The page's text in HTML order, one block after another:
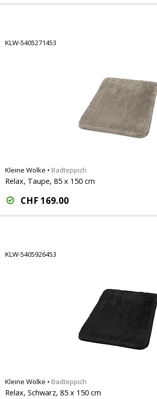
KLW-5405271453
Kleine Wolke • Badteppich
Relax, Taupe, 85 x 150 cm
CHF 169.00
KLW-5405926453
Kleine Wolke • Badteppich
Relax, Schwarz, 85 x 150 cm